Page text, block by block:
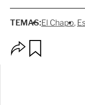
TEMAS:El Chapo
p